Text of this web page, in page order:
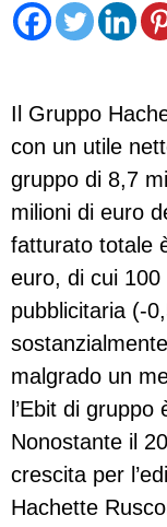
Il Gruppo
con un utile
gruppo di 8,7
milioni di euro
fatturato totale
euro, di cui 100
pubblicitaria (-
malgrado un
l’Ebit di
Nonostante il
crescita per
Hachette